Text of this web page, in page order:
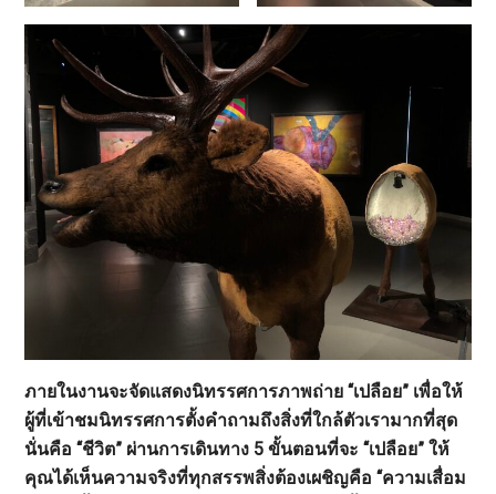
ภายในงานจะจัดแสดงนิทรรศการภาพถ่าย “เปลือย” เพื่อให้
ผู้ที่เข้าชมนิทรรศการตั้งคำถามถึงสิ่งที่ใกล้ตัวเรามากที่สุด
นั่นคือ “ชีวิต” ผ่านการเดินทาง 5 ขั้นตอนที่จะ “เปลือย” ให้
คุณได้เห็นความจริงที่ทุกสรรพสิ่งต้องเผชิญคือ “ความเสื่อม